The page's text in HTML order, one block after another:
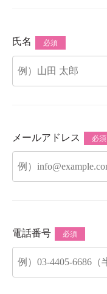
氏名 必須
メールアドレス 必須
電話番号 必須